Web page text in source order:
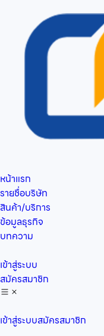
หน้าแรก
รายชื่อบริษัท
สินค้า/บริการ
ข้อมูลธุรกิจ
บทความ
เข้าสู่ระบบ
สมัครสมาชิก
เข้าสู่ระบบสมัครสมาชิก